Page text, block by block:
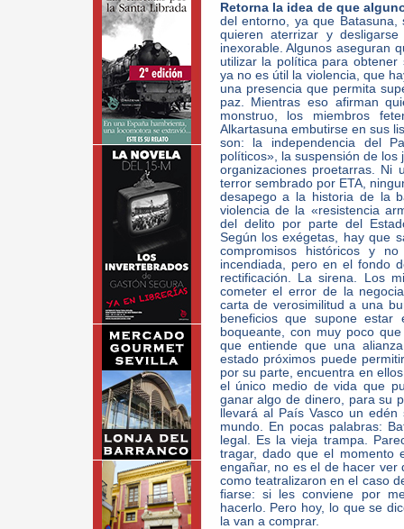
Retorna la idea de que
del entorno, ya que Batasuna,
quieren aterrizar y
inexorable. Algunos aseguran
utilizar la política para
ya no es útil la violencia, que
una presencia que permita
paz. Mientras eso afirman
monstruo, los miembros
Alkartasuna embutirse en sus
son: la independencia del
políticos», la suspensión de los
organizaciones proetarras. Ni
terror sembrado por ETA,
desapego a la historia de la
violencia de la «resistencia
del delito por parte del
Según los exégetas, hay que
compromisos históricos y
incendiada, pero en el fondo
rectificación. La sirena. Los
cometer el error de la
carta de verosimilitud a una
beneficios que supone
boqueante, con muy poco
que entiende que una
estado próximos puede
por su parte, encuentra en
el único medio de vida que
ganar algo de dinero, para su
llevará al País Vasco un
mundo. En pocas palabras:
legal. Es la vieja trampa.
tragar, dado que el momento
engañar, no es el de hacer
como teatralizaron en el caso
fiarse: si les conviene por
hacerlo. Pero hoy, lo que se
la van a comprar.